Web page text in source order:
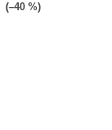
(–40 %)